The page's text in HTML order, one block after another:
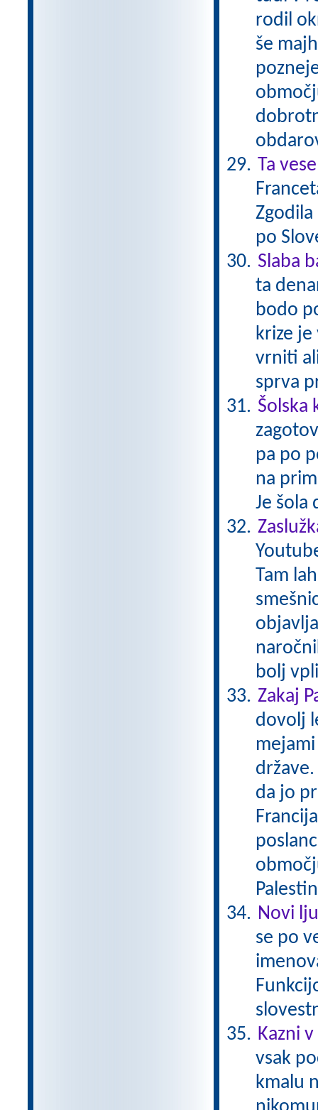
rodil
še
Ta
po
Slaba
ta
bodo
krize
vrniti
sprva
Šolska
pa po
na
Je
Tam
bolj
Zakaj
dovolj
da jo
Novi
se po
Kazni
vsak
kmalu